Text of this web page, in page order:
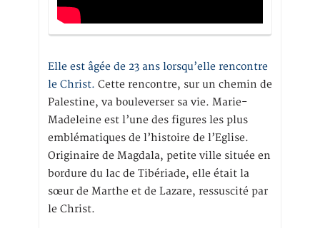
Elle est âgée de 23 ans lorsqu’elle rencontre
le Christ. Cette rencontre, sur un chemin de
Palestine, va bouleverser sa vie. Marie-
Madeleine est l’une des figures les plus
emblématiques de l’histoire de l’Eglise.
Originaire de Magdala, petite ville située en
bordure du lac de Tibériade, elle était la
sœur de Marthe et de Lazare, ressuscité par
le Christ.